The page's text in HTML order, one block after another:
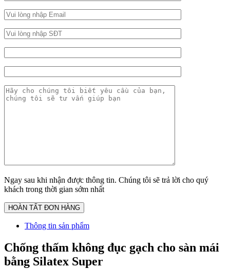
Ngay sau khi nhận được thông tin. Chúng tôi sẽ trả lời cho quý
khách trong thời gian sớm nhất
Thông tin sản phẩm
Chống thấm không đục gạch cho sàn mái
bằng Silatex Super